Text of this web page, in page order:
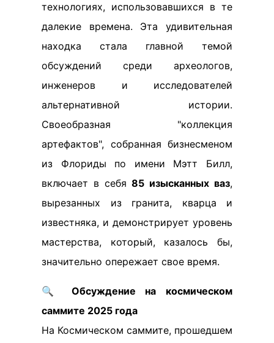
технологиях, использовавшихся в те
далекие времена. Эта удивительная
находка стала главной темой
обсуждений среди археологов,
инженеров и исследователей
альтернативной истории.
Своеобразная "коллекция
артефактов", собранная бизнесменом
из Флориды по имени Мэтт Билл,
включает в себя85 изысканных ваз,
вырезанных из гранита, кварца и
известняка, и демонстрирует уровень
мастерства, который, казалось бы,
значительно опережает свое время.
🔍 Обсуждение на космическом
саммите 2025 года
На Космическом саммите, прошедшем